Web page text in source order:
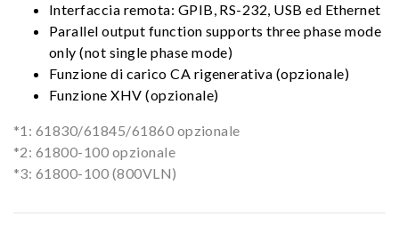
Interfaccia remota: GPIB, RS-232, USB ed Ethernet
Parallel output function supports three phase mode
only (not single phase mode)
Funzione di carico CA rigenerativa (opzionale)
Funzione XHV (opzionale)
*1: 61830/61845/61860 opzionale
*2: 61800-100 opzionale
*3: 61800-100 (800VLN)